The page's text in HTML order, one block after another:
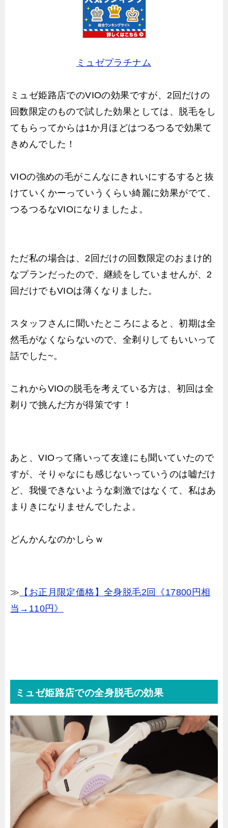
ミュゼプラチナム
ミュゼ姫路店でのVIOの効果ですが、2回だけの
回数限定のもので試した効果としては、脱毛をし
てもらってからは1か月ほどはつるつるで効果て
きめんでした！
VIOの強めの毛がこんなにきれいにするすると抜
けていくかーっていうくらい綺麗に効果がでて、
つるつるなVIOになりましたよ。
ただ私の場合は、2回だけの回数限定のおまけ的
なプランだったので、継続をしていませんが、2
回だけでもVIOは薄くなりました。
スタッフさんに聞いたところによると、初期は全
然毛がなくならないので、全剃りしてもいいって
話でした~。
これからVIOの脱毛を考えている方は、初回は全
剃りで挑んだ方が得策です！
あと、VIOって痛いって友達にも聞いていたので
すが、そりゃなにも感じないっていうのは嘘だけ
ど、我慢できないような刺激ではなくて、私はあ
まりきになりませんでしたよ。
どんかんなのかしらｗ
≫ 【お正月限定価格】全身脱毛2回《17800円相
当→110円》
ミュゼ姫路店での全身脱毛の効果